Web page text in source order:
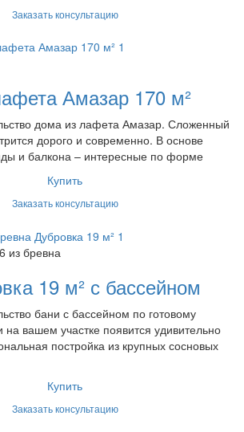
Заказать консультацию
Амазар 170 м²
дома из лафета Амазар. Сложенный
дорого и современно. В основе
и балкона – интересные по форме
Купить
Заказать консультацию
из бревна
19 м² с бассейном
бани с бассейном по готовому
на вашем участке появится удивительно
постройка из крупных сосновых
Купить
Заказать консультацию